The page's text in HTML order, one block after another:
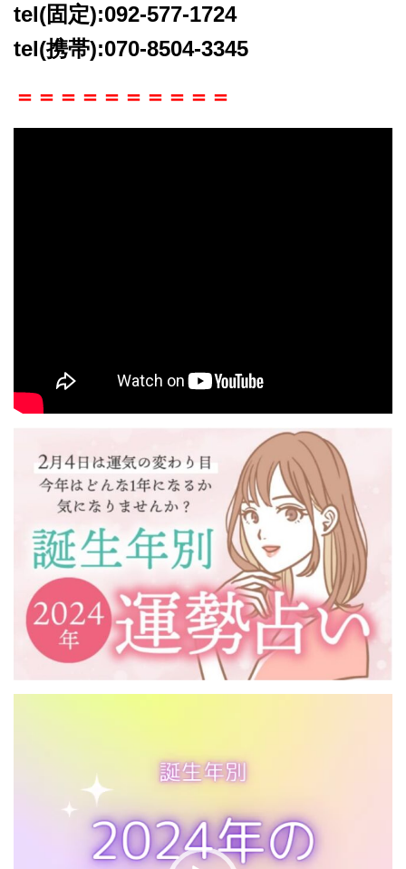
tel(固定):092-577-1724
tel(携帯):070-8504-3345
＝＝＝＝＝＝＝＝＝＝